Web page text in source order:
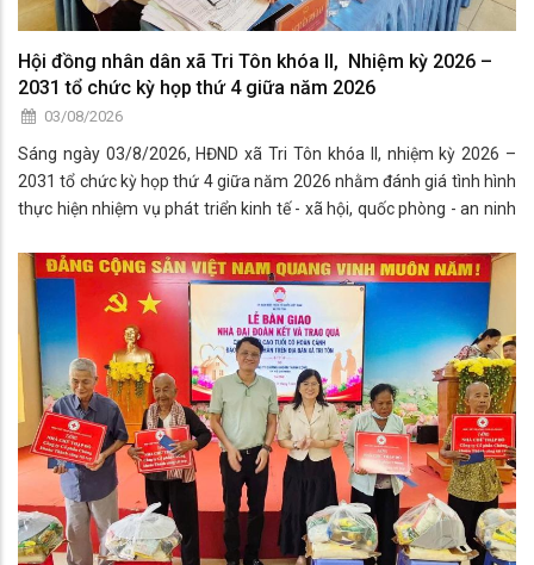
Hội đồng nhân dân xã Tri Tôn khóa II, Nhiệm kỳ 2026 –
2031 tổ chức kỳ họp thứ 4 giữa năm 2026
03/08/2026
Sáng ngày 03/8/2026, HĐND xã Tri Tôn khóa II, nhiệm kỳ 2026 –
2031 tổ chức kỳ họp thứ 4 giữa năm 2026 nhằm đánh giá tình hình
thực hiện nhiệm vụ phát triển kinh tế - xã hội, quốc phòng - an ninh
năm.